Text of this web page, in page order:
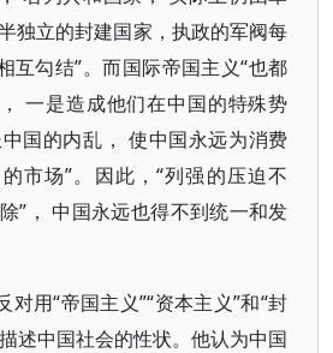
独立的封建国家，执政的军阀每
互勾结”。而国际帝国主义“也都
一是造成他们在中国的特殊势
国的内乱， 使中国永远为消费
市场”。因此，“列强的压迫不
”， 中国永远也得不到统一和发
对用“帝国主义”“资本主义”和“封
述中国社会的性状。他认为中国